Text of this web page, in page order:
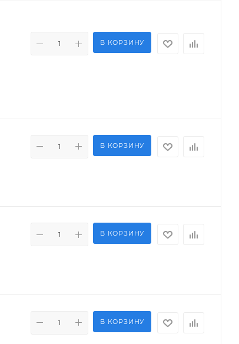
В КОРЗИНУ
В КОРЗИНУ
В КОРЗИНУ
В КОРЗИНУ